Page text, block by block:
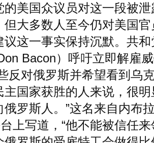
的美国众议员对这一段被
但大多数人至今仍对美国
议这一事实保持沉默。共
Bacon）呼吁立即解雇
反对俄罗斯并希望看到乌
主国家获胜的人来说，很
罗斯人。”这名来自内布
上写道，“他不能被信任